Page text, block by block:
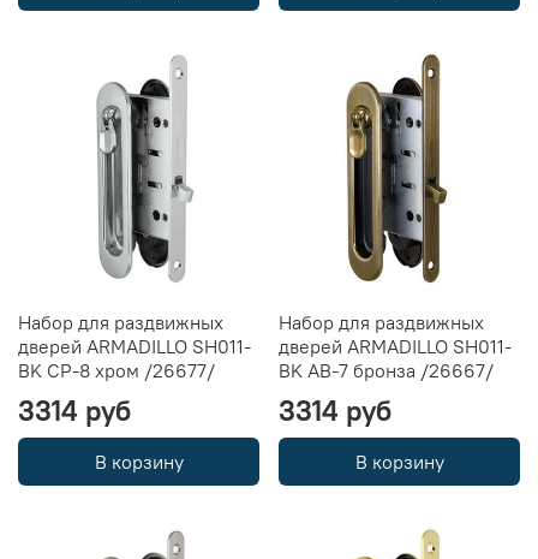
Набор для раздвижных
дверей ARMADILLO SH011-
BK CP-8 хром /26677/
3314 руб
В корзину
Набор для раздвижных
дверей ARMADILLO SH011-
BK AB-7 бронза /26667/
3314 руб
В корзину